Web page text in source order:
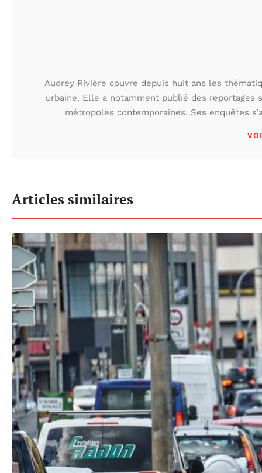
Audrey Rivière couvre depuis huit ans les
urbaine. Elle a notamment publié des
métropoles contemporaines. Ses enquêtes
Articles similaires